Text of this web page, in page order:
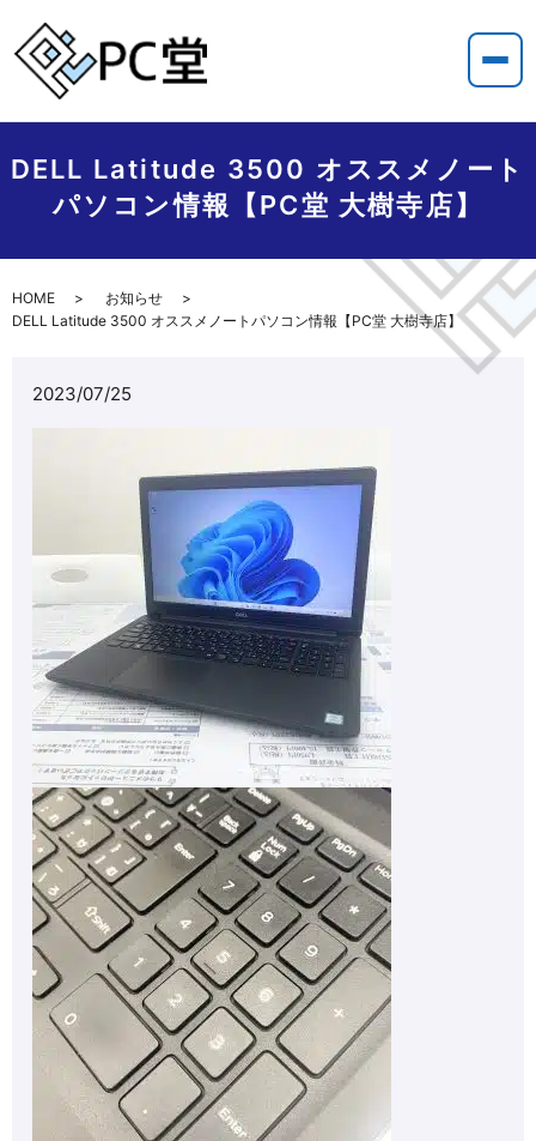
DELL Latitude 3500 オススメノート
パソコン情報【PC堂 大樹寺店】
HOME
お知らせ
DELL Latitude 3500 オススメノートパソコン情報【PC堂 大樹寺店】
2023/07/25